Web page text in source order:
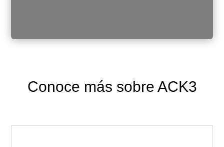
Conoce más sobre ACK3